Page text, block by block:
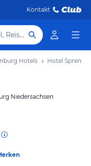
Kontakt
Hotel, Reiseziel
Hotels Hotel Sprenz
Niedersachsen